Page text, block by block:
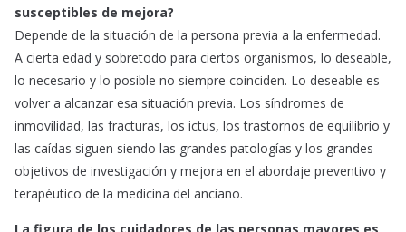
susceptibles de mejora?
Depende de la situación de la persona previa a la enfermedad.
A cierta edad y sobretodo para ciertos organismos, lo deseable,
lo necesario y lo posible no siempre coinciden. Lo deseable es
volver a alcanzar esa situación previa. Los síndromes de
inmovilidad, las fracturas, los ictus, los trastornos de equilibrio y
las caídas siguen siendo las grandes patologías y los grandes
objetivos de investigación y mejora en el abordaje preventivo y
terapéutico de la medicina del anciano.